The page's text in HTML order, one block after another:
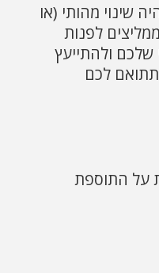
שינוי מהותי (או
לפנות
שלכם ולהתייעץ
לכם
על התוספת